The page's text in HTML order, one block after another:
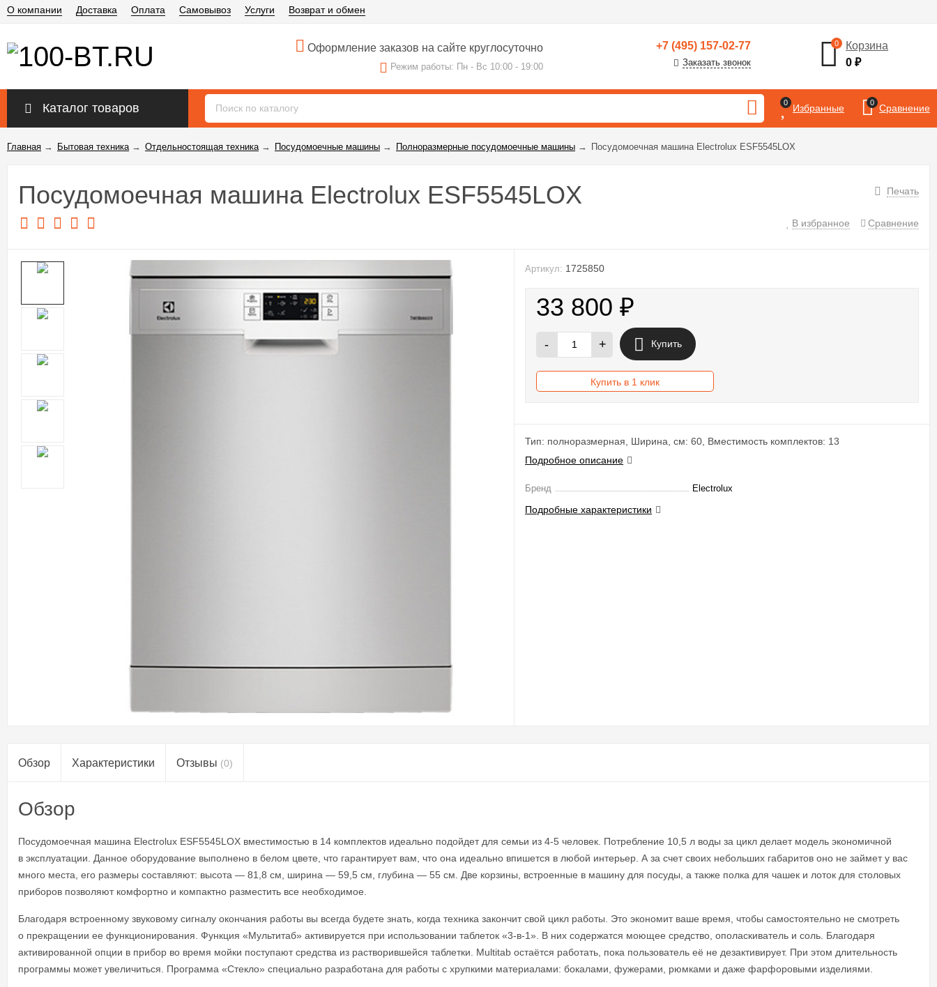
О компании Доставка Оплата Самовывоз Услуги Возврат и обмен
Оформление заказов на сайте круглосуточно
Режим работы: Пн - Вс 10:00 - 19:00
+7 (495) 157-02-77
Заказать звонок
0
Корзина
0₽
Каталог товаров 0 Избранные 0 Сравнение
Главная → Бытовая техника→ Отдельностоящая техника→ Посудомоечные машины → Полноразмерные посудомоечные машины → Посудомоечная машина Electrolux ESF5545LOX
Печать
Посудомоечная машина Electrolux ESF5545LOX
В избранное Сравнение
Артикул: 1725850
33 800₽
- + Купить
Купить в 1 клик
Тип: полноразмерная, Ширина, см: 60, Вместимость комплектов: 13
Подробное описание
Бренд Electrolux
Подробные характеристики
Обзор Характеристики Отзывы (0)
Обзор
Посудомоечная машина Electrolux ESF5545LOX вместимостью в 14 комплектов идеально подойдет для семьи из 4-5 человек. Потребление 10,5 л воды за цикл делает модель экономичной
в эксплуатации. Данное оборудование выполнено в белом цвете, что гарантирует вам, что она идеально впишется в любой интерьер. А за счет своих небольших габаритов оно не займет у вас
много места, его размеры составляют: высота — 81,8 см, ширина — 59,5 см, глубина — 55 см. Две корзины, встроенные в машину для посуды, а также полка для чашек и лоток для столовых
приборов позволяют комфортно и компактно разместить все необходимое.
Благодаря встроенному звуковому сигналу окончания работы вы всегда будете знать, когда техника закончит свой цикл работы. Это экономит ваше время, чтобы самостоятельно не смотреть
о прекращении ее функционирования. Функция «Мультитаб» активируется при использовании таблеток «3-в-1». В них содержатся моющее средство, ополаскиватель и соль. Благодаря
активированной опции в прибор во время мойки поступают средства из растворившейся таблетки. Multitab остаётся работать, пока пользователь её не дезактивирует. При этом длительность
программы может увеличиться. Программа «Стекло» специально разработана для работы с хрупкими материалами: бокалами, фужерами, рюмками и даже фарфоровыми изделиями.